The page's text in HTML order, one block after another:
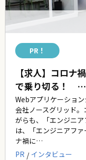
PR！
【求人】コロナ
で乗り切る！ …
Webアプリケーショ
会社ノースグリッド
がらも、「エンジニ
は、「エンジニアフ
ナ禍に…
PR
インタビュー